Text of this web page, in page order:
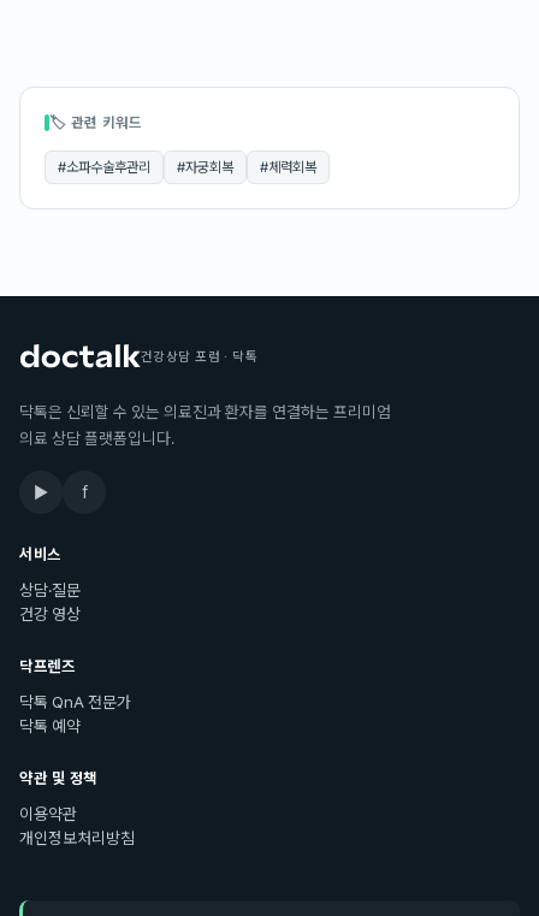
🏷 관련 키워드
#소파수술후관리 #자궁회복 #체력회복
건강상담 포럼 · 닥톡
닥톡은 신뢰할 수 있는 의료진과 환자를 연결하는 프리미엄
의료 상담 플랫폼입니다.
▶ f
서비스
상담·질문
건강 영상
닥프렌즈
닥톡 QnA 전문가
닥톡 예약
약관 및 정책
이용약관
개인정보처리방침